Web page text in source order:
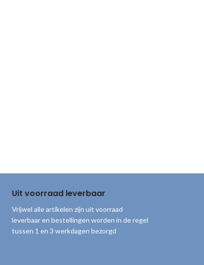
Uit voorraad leverbaar
Vrijwel alle artikelen zijn uit voorraad
leverbaar en bestellingen worden in de regel
tussen 1 en 3 werkdagen bezorgd